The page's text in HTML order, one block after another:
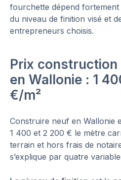
fourchette dépend fortement
du niveau de finition visé et
entrepreneurs choisis.
Prix construction
en Wallonie : 1
€/m²
Construire neuf en Wallonie
1 400 et 2 200 € le mètre
terrain et hors frais de
s’explique par quatre